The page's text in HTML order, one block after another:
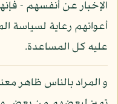
الإخبار عن أنفسهم -
أعوانهم رعاية لسياسة
عليه كل المساعدة.
و المراد بالناس ظاهر